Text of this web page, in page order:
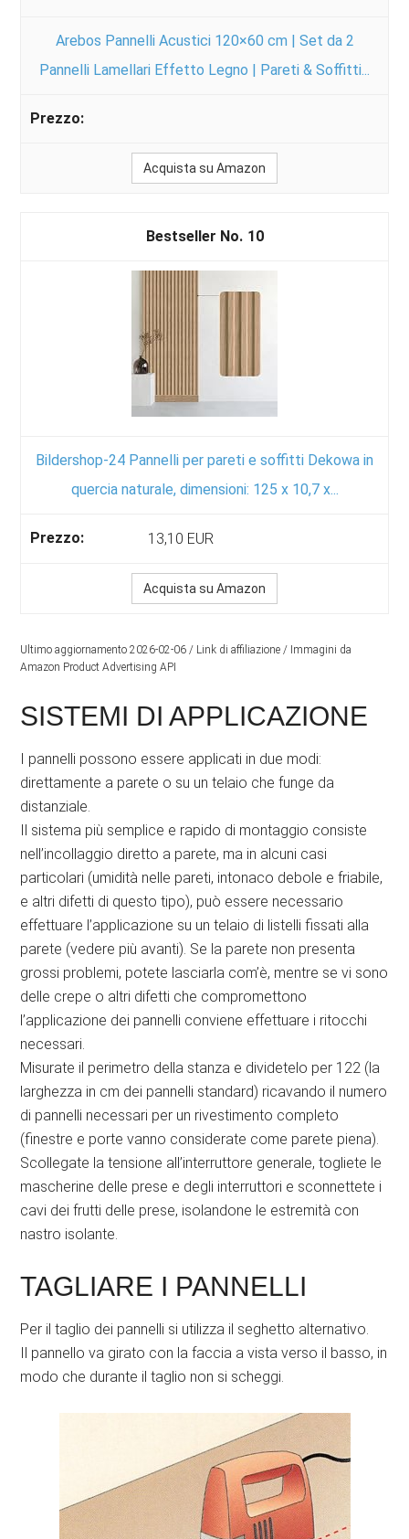
Arebos Pannelli Acustici 120×60 cm | Set da 2
Pannelli Lamellari Effetto Legno | Pareti & Soffitti...
Acquista su Amazon
10
Bildershop-24 Pannelli per pareti e soffitti Dekowa in
quercia naturale, dimensioni: 125 x 10,7 x...
13,10 EUR
Acquista su Amazon
Ultimo aggiornamento 2026-02-06 / Link di affiliazione / Immagini da
Amazon Product Advertising API
SISTEMI DI APPLICAZIONE
I pannelli possono essere applicati in due modi:
direttamente a parete o su un telaio che funge da
distanziale.
Il sistema più semplice e rapido di montaggio consiste
nell’incollaggio diretto a parete, ma in alcuni casi
particolari (umidità nelle pareti, intonaco debole e friabile,
e altri difetti di questo tipo), può essere necessario
effettuare l’applicazione su un telaio di listelli fissati alla
parete (vedere più avanti). Se la parete non presenta
grossi problemi, potete lasciarla com’è, mentre se vi sono
delle crepe o altri difetti che compromettono
l’applicazione dei pannelli conviene effettuare i ritocchi
necessari.
Misurate il perimetro della stanza e dividetelo per 122 (la
larghezza in cm dei pannelli standard) ricavando il numero
di pannelli necessari per un rivestimento completo
(finestre e porte vanno considerate come parete piena).
Scollegate la tensione all’interruttore generale, togliete le
mascherine delle prese e degli interruttori e sconnettete i
cavi dei frutti delle prese, isolandone le estremità con
nastro isolante.
TAGLIARE I PANNELLI
Per il taglio dei pannelli si utilizza il seghetto alternativo.
Il pannello va girato con la faccia a vista verso il basso, in
modo che durante il taglio non si scheggi.